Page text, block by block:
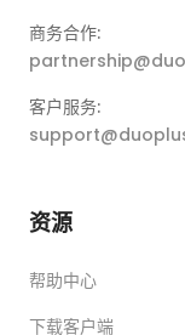
商务合作:
客户服务:
资源
帮助中心
下载客户端